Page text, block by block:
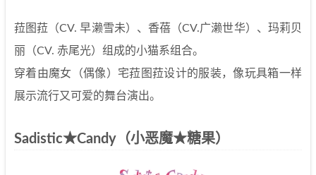
菈图菈（CV. 早濑雪未）、香蓓（CV.广濑世华）、玛莉贝
丽（CV. 赤尾光）组成的小猫系组合。
穿着由魔女（偶像）宅菈图菈设计的服装，像玩具箱一样
展示流行又可爱的舞台演出。
Sadistic★Candy（小恶魔★糖果）